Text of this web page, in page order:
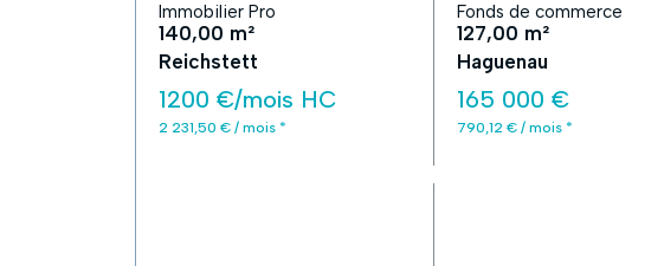
Immobilier Pro
140,00 m²
Reichstett
1200 €/mois HC
2 231,50 € / mois *
Fonds de commerce
127,00 m²
Haguenau
165 000 €
790,12 € / mois *